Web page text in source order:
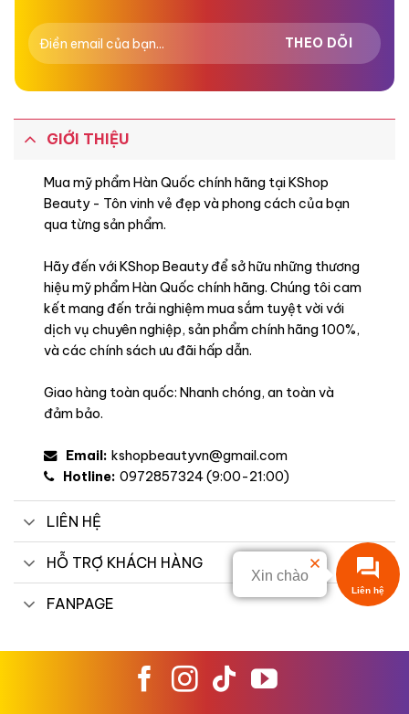
Liên hệ
Xin chào
GIỚI THIỆU
Mua mỹ phẩm Hàn Quốc chính hãng tại KShop
Beauty - Tôn vinh vẻ đẹp và phong cách của bạn
qua từng sản phẩm.
Hãy đến với KShop Beauty để sở hữu những thương
hiệu mỹ phẩm Hàn Quốc chính hãng. Chúng tôi cam
kết mang đến trải nghiệm mua sắm tuyệt vời với
dịch vụ chuyên nghiệp, sản phẩm chính hãng 100%,
và các chính sách ưu đãi hấp dẫn.
Giao hàng toàn quốc: Nhanh chóng, an toàn và
đảm bảo.
Email: kshopbeautyvn@gmail.com
Hotline: 0972857324 (9:00-21:00)
LIÊN HỆ
HỖ TRỢ KHÁCH HÀNG
FANPAGE